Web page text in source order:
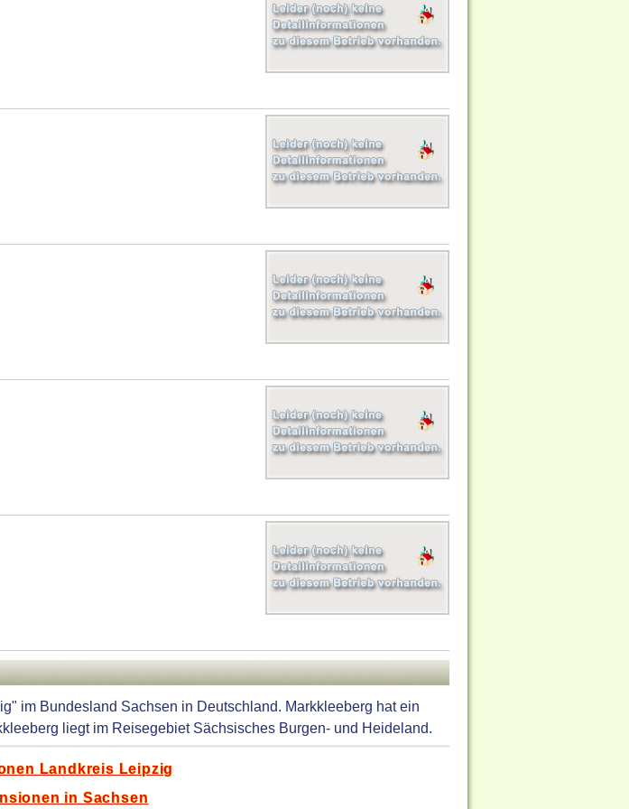
im Bundesland Sachsen in Deutschland. Markkleeberg hat ein
liegt im Reisegebiet Sächsisches Burgen- und Heideland.
Landkreis Leipzig
in Sachsen